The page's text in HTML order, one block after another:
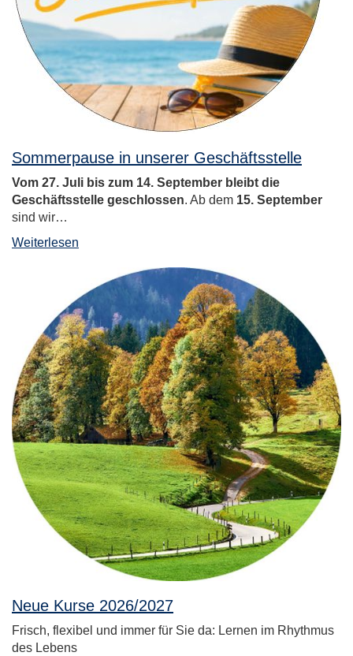
Sommerpause in unserer Geschäftsstelle
Vom 27. Juli bis zum 14. September bleibt die
Geschäftsstelle geschlossen. Ab dem 15. September
sind wir…
Weiterlesen
Neue Kurse 2026/2027
Frisch, flexibel und immer für Sie da: Lernen im Rhythmus
des Lebens